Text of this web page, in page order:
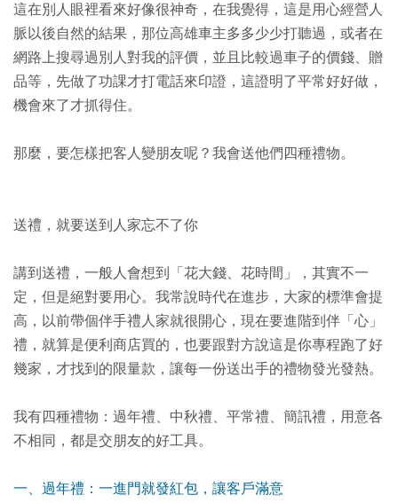
這在別人眼裡看來好像很神奇，在我覺得，這是用心經營人
脈以後自然的結果，那位高雄車主多多少少打聽過，或者在
網路上搜尋過別人對我的評價，並且比較過車子的價錢、贈
品等，先做了功課才打電話來印證，這證明了平常好好做，
機會來了才抓得住。
那麼，要怎樣把客人變朋友呢？我會送他們四種禮物。
送禮，就要送到人家忘不了你
講到送禮，一般人會想到「花大錢、花時間」，其實不一
定，但是絕對要用心。我常說時代在進步，大家的標準會提
高，以前帶個伴手禮人家就很開心，現在要進階到伴「心」
禮，就算是便利商店買的，也要跟對方說這是你專程跑了好
幾家，才找到的限量款，讓每一份送出手的禮物發光發熱。
我有四種禮物：過年禮、中秋禮、平常禮、簡訊禮，用意各
不相同，都是交朋友的好工具。
一、過年禮：一進門就發紅包，讓客戶滿意